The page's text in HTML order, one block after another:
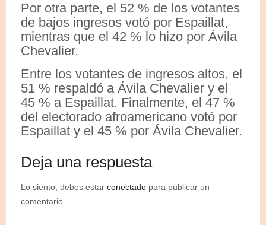
Por otra parte, el 52 % de los votantes
de bajos ingresos votó por Espaillat,
mientras que el 42 % lo hizo por Ávila
Chevalier.
Entre los votantes de ingresos altos, el
51 % respaldó a Ávila Chevalier y el
45 % a Espaillat. Finalmente, el 47 %
del electorado afroamericano votó por
Espaillat y el 45 % por Ávila Chevalier.
Deja una respuesta
Lo siento, debes estar conectado para publicar un
comentario.